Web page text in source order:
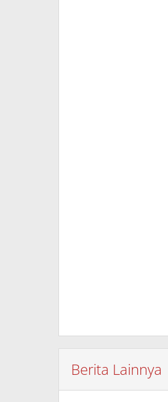
Berita Lainnya